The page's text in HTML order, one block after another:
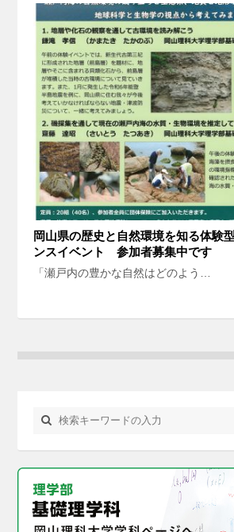
岡山県の歴史と自然環境を知る体験
ンスイベント 参加者募集中です
「瀬戸内の豊かな自然はどのよう…